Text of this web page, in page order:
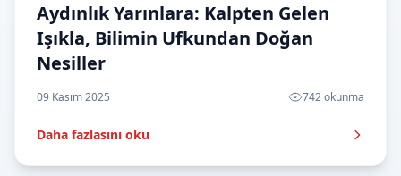
Aydınlık Yarınlara: Kalpten Gelen
Işıkla, Bilimin Ufkundan Doğan
Nesiller
09 Kasım 2025 742 okunma
Daha fazlasını oku